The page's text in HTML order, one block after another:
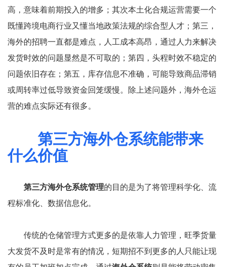
高，意味着前期投入的增多；其次本土化合规运营需要一个
既懂跨境电商行业又懂当地政策法规的综合型人才；第三，
海外的招聘一直都是难点，人工成本高昂，通过人力来解决
发货时效的问题显然是不可取的；第四，头程时效不稳定的
问题依旧存在；第五，库存信息不准确，可能导致商品滞销
或周转率过低导致资金回笼缓慢。除上述问题外，海外仓运
营的难点实际还有很多。
第三方海外仓系统能带来
什么价值
第三方海外仓系统管理的目的是为了将管理科学化、流
程标准化、数据信息化。
传统的仓储管理方式更多的是依靠人力管理，旺季货量
大发货不及时是常有的情况，短期招不到更多的人只能让现